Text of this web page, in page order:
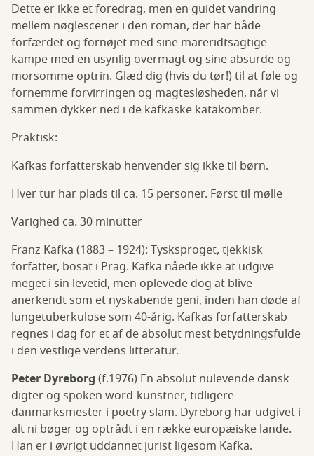
Dette er ikke et foredrag, men en guidet vandring
mellem nøglescener i den roman, der har både
forfærdet og fornøjet med sine mareridtsagtige
kampe med en usynlig overmagt og sine absurde og
morsomme optrin. Glæd dig (hvis du tør!) til at føle og
fornemme forvirringen og magtesløsheden, når vi
sammen dykker ned i de kafkaske katakomber.
Praktisk:
Kafkas forfatterskab henvender sig ikke til børn.
Hver tur har plads til ca. 15 personer. Først til mølle
Varighed ca. 30 minutter
Franz Kafka (1883 – 1924): Tysksproget, tjekkisk
forfatter, bosat i Prag. Kafka nåede ikke at udgive
meget i sin levetid, men oplevede dog at blive
anerkendt som et nyskabende geni, inden han døde af
lungetuberkulose som 40-årig. Kafkas forfatterskab
regnes i dag for et af de absolut mest betydningsfulde
i den vestlige verdens litteratur.
Peter Dyreborg (f.1976) En absolut nulevende dansk
digter og spoken word-kunstner, tidligere
danmarksmester i poetry slam. Dyreborg har udgivet i
alt ni bøger og optrådt i en række europæiske lande.
Han er i øvrigt uddannet jurist ligesom Kafka.